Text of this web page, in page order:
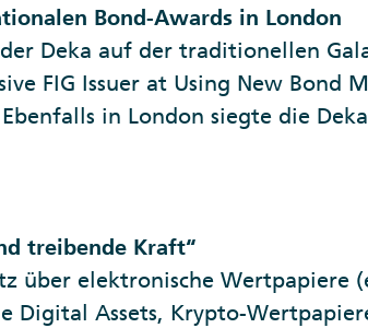
Bond-Awards in London
Deka auf der traditionellen
FIG Issuer at Using New
in London siegte die
treibende Kraft“
über elektronische
Digital Assets, Krypto-